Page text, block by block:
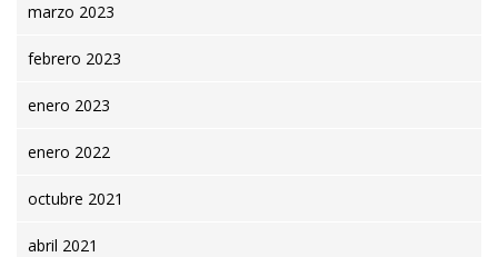
marzo 2023
febrero 2023
enero 2023
enero 2022
octubre 2021
abril 2021